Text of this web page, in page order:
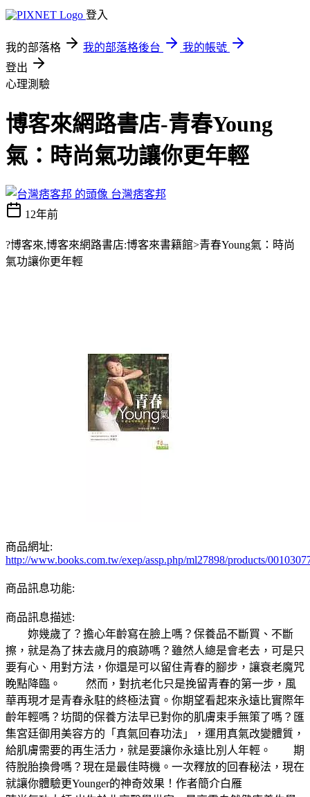
登入
我的部落格 我的部落格後台
我的帳號
登出
心理測驗
博客來網路書店-青春Young
氣：時尚氣功讓你更年輕
台灣痞客邦
12年前
?博客來,博客來網路書店:博客來書籍館>青春Young氣：時尚
氣功讓你更年輕
商品網址:
http://www.books.com.tw/exep/assp.php/ml27898/products/
商品訊息功能:
商品訊息描述:
妳幾歲了？擔心年齡寫在臉上嗎？保養品不斷買、不斷
擦，就是為了抹去歲月的痕跡嗎？雖然人總是會老去，可是只
要有心、用對方法，你還是可以留住青春的腳步，讓衰老魔咒
睌點降臨。 然而，對抗老化只是挽留青春的第一步，風
華再現才是青春永駐的終極法寶。你期望看起來永遠比實際年
齡年輕嗎？坊間的保養方法早已對你的肌膚束手無策了嗎？匯
集宮廷御用美容方的「真氣回春功法」，運用真氣改變體質，
給肌膚需要的再生活力，就是要讓你永遠比別人年輕。 期
待脫胎換骨嗎？現在是最佳時機。一次釋放的回春秘法，現在
就讓你體驗更Younger的神奇效果！作者簡介白雁